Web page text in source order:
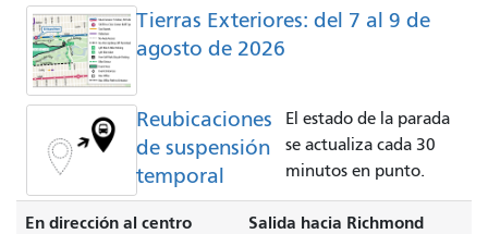
Tierras Exteriores: del 7 al 9 de
agosto de 2026
Reubicaciones
de suspensión
temporal
El estado de la parada
se actualiza cada 30
minutos en punto.
En dirección al centro Salida hacia Richmond